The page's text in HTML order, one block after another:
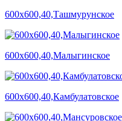
600х600,40,Ташмурунское
600х600,40,Малыгинское
600х600,40,Камбулатовское